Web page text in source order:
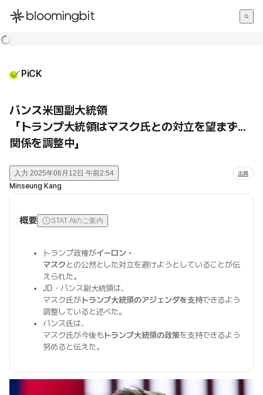
한국어
PiCK
バンス米国副大統領
「トランプ大統領はマスク氏との対立を望まず...
関係を調整中」
入力 2025年06月12日 午前2:54 出典
Minseung Kang
概要 STAT AIのご案内
トランプ政権がイーロン・
マスクとの公然とした対立を避けようとしていることが伝
えられた。
JD・バンス副大統領は、
マスク氏がトランプ大統領のアジェンダを支持できるよう
調整していると述べた。
バンス氏は、
マスク氏が今後もトランプ大統領の政策を支持できるよう
努めると伝えた。